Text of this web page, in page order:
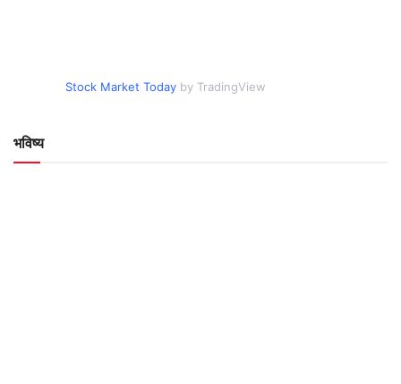
Stock Market Today by TradingView
भविष्य